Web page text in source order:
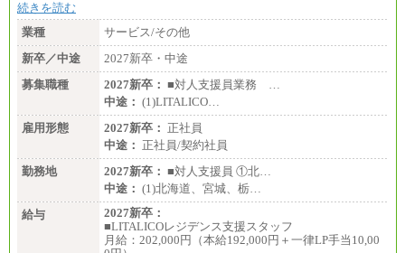
続きを読む
業種
サービス/その他
新卒／中途
2027新卒・中途
募集職種
2027新卒： ■対人支援員業務 …
中途： (1)LITALICO…
雇用形態
2027新卒： 正社員
中途： 正社員/契約社員
勤務地
2027新卒： ■対人支援員 ①北…
中途： (1)北海道、宮城、栃…
給与
2027新卒：
■LITALICOレジデンス支援スタッフ
月給：202,000円（本給192,000円＋一律LP手当10,00